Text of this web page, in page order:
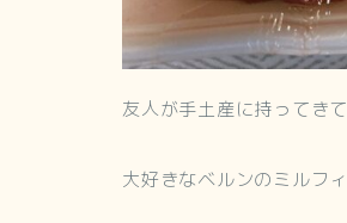
友人が手土産に持ってき
大好きなベルンのミルフ